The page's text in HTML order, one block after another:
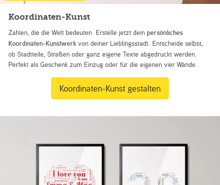
Koordinaten-Kunst
Zahlen, die die Welt bedeuten. Erstelle jetzt dein persönliches
Koordinaten-Kunstwerk von deiner Lieblingsstadt. Entscheide selbst,
ob Stadtteile, Straßen oder ganz eigene Texte abgedruckt werden.
Perfekt als Geschenk zum Einzug oder für die eigenen vier Wände.
Koordinaten-Kunst gestalten